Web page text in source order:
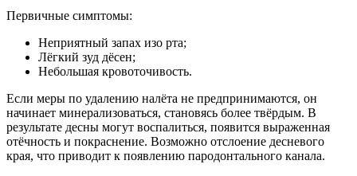
Первичные симптомы:
Неприятный запах изо рта;
Лёгкий зуд дёсен;
Небольшая кровоточивость.
Если меры по удалению налёта не предпринимаются, он
начинает минерализоваться, становясь более твёрдым. В
результате десны могут воспалиться, появится выраженная
отёчность и покраснение. Возможно отслоение десневого
края, что приводит к появлению пародонтального канала.